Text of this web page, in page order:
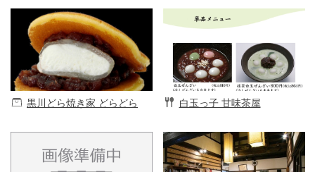
黒川どら焼き家 どらどら 白玉っ子 甘味茶屋